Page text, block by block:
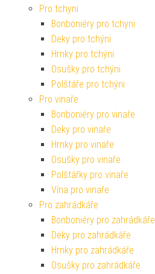
Pro tchyni
Bonboniéry pro tchyni
Deky pro tchýni
Hrnky pro tchýni
Osušky pro tchýni
Polštáře pro tchýni
Pro vinaře
Bonboniéry pro vinaře
Deky pro vinaře
Hrnky pro vinaře
Osušky pro vinaře
Polštářky pro vinaře
Vína pro vinaře
Pro zahrádkáře
Bonboniéry pro zahrádkáře
Deky pro zahrádkáře
Hrnky pro zahrádkáře
Osušky pro zahrádkáře